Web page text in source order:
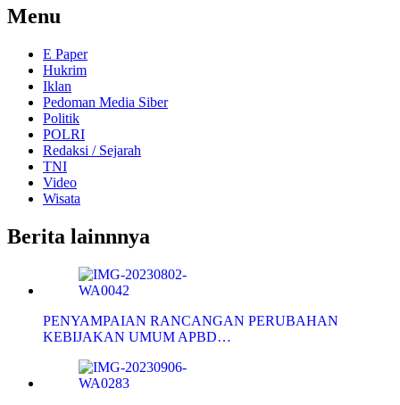
Menu
E Paper
Hukrim
Iklan
Pedoman Media Siber
Politik
POLRI
Redaksi / Sejarah
TNI
Video
Wisata
Berita lainnnya
PENYAMPAIAN RANCANGAN PERUBAHAN
KEBIJAKAN UMUM APBD…